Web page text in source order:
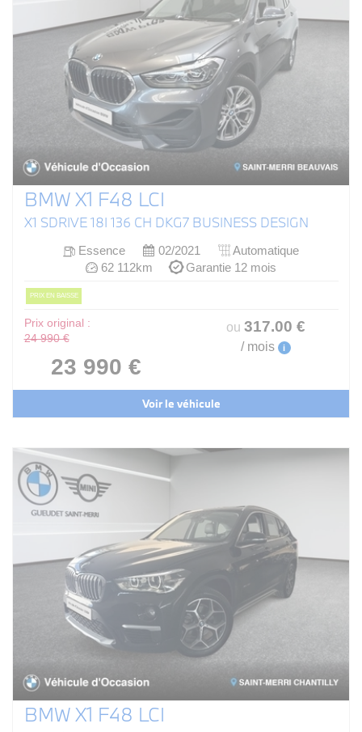
BMW X1 F48 LCI
X1 SDRIVE 18I 136 CH DKG7 BUSINESS DESIGN
Essence 02/2021
Automatique
62 112km
Garantie 12 mois
PRIX EN BAISSE
Prix original :
24 990 €
23 990 €
ou 317.00 €
/ mois i
Voir le véhicule
BMW X1 F48 LCI